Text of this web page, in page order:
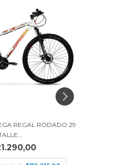
REGAL RODADO 29